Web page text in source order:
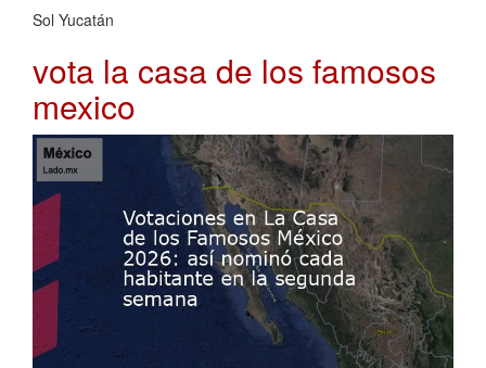
Sol Yucatán
vota la casa de los famosos
mexico